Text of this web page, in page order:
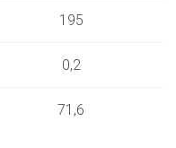
195
0,2
71,6